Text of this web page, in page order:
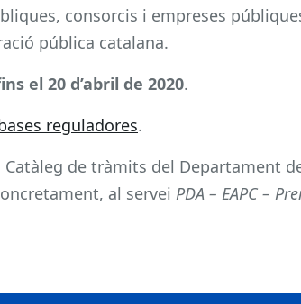
consorcis i empreses
pública catalana.
el 20 d’abril de 2020.
reguladores.
Catàleg de tràmits del Departament
al servei PDA – EAPC –